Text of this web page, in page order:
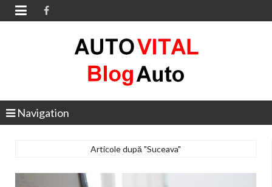

Navigation
Articole după "Suceava"